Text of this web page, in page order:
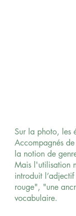
Sur la photo, les
Accompagnés
la notion de
Mais l'utilisation
introduit
rouge", "une
vocabulaire.